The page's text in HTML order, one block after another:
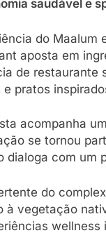
saudável e
do Maalum
aposta em
de restaurante
e pratos
acompanha
se tornou
dialoga com um
do
à vegetação
wellness